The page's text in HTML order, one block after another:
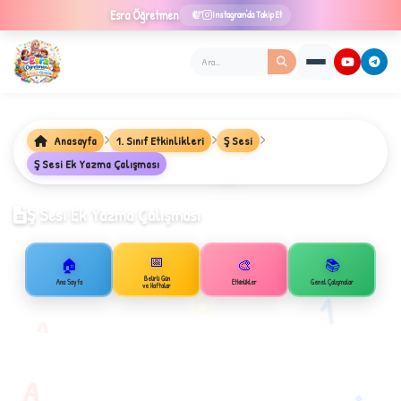
Esra Öğretmen Instagram'da Takip Et
B
Anasayfa 1. Sınıf Etkinlikleri
Ş Sesi
Ş Sesi Ek Yazma Çalışması
Ş Sesi Ek Yazma Çalışması
🏠
Ana Sayfa
📅
Belirli Gün
ve Haftalar
🎨
Etkinlikler
📚
Genel Çalışmalar
1